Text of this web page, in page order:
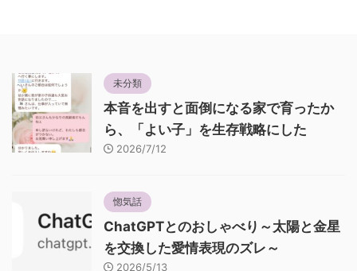
未分類
本音を出すと面倒になる家で育ったか
ら、「よい子」を生存戦略にした
2026/7/12
惚気話
ChatGPTとのおしゃべり～太陽と金星
を交換した愛情表現のズレ～
2026/5/13